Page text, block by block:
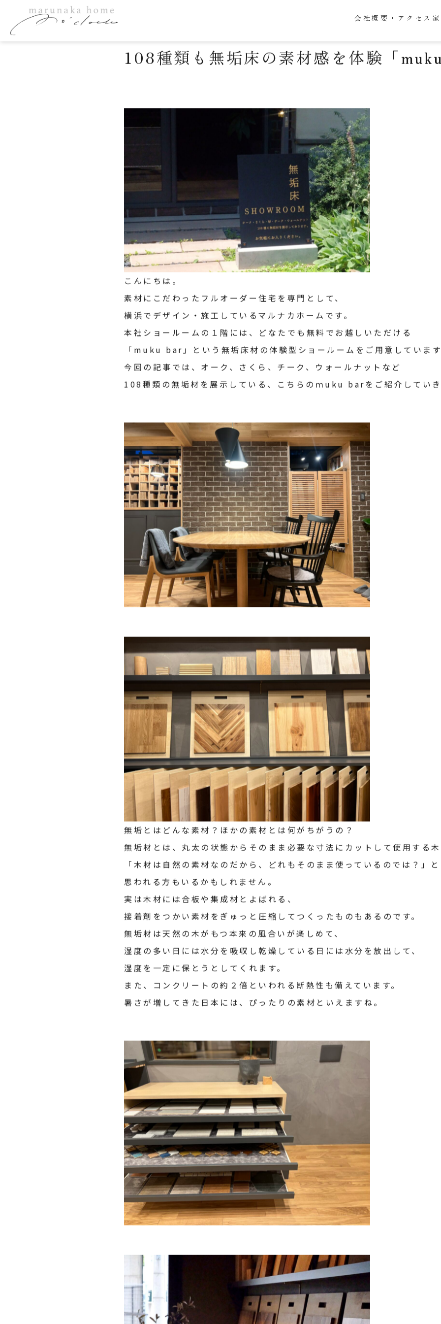
会社概要・アクセス
108種類も無垢床の素材感を体験「
こんにちは。
素材にこだわったフルオーダー住宅を専門として、
横浜でデザイン・施工しているマルナカホームです。
本社ショールームの１階には、どなたでも無料でお越しいただける
「muku bar」という無垢床材の体験型ショールームをご用意しています
今回の記事では、オーク、さくら、チーク、ウォールナットなど
108種類の無垢材を展示している、こちらのｍuku barをご紹介していき
無垢とはどんな素材？ほかの素材とは何がちがうの？
無垢材とは、丸太の状態からそのまま必要な寸法にカットして使用する木
「木材は自然の素材なのだから、どれもそのまま使っているのでは？」と
思われる方もいるかもしれません。
実は木材には合板や集成材とよばれる、
接着剤をつかい素材をぎゅっと圧縮してつくったものもあるのです。
無垢材は天然の木がもつ本来の風合いが楽しめて、
湿度の多い日には水分を吸収し乾燥している日には水分を放出して、
湿度を一定に保とうとしてくれます。
また、コンクリートの約２倍といわれる断熱性も備えています。
暑さが増してきた日本には、ぴったりの素材といえますね。